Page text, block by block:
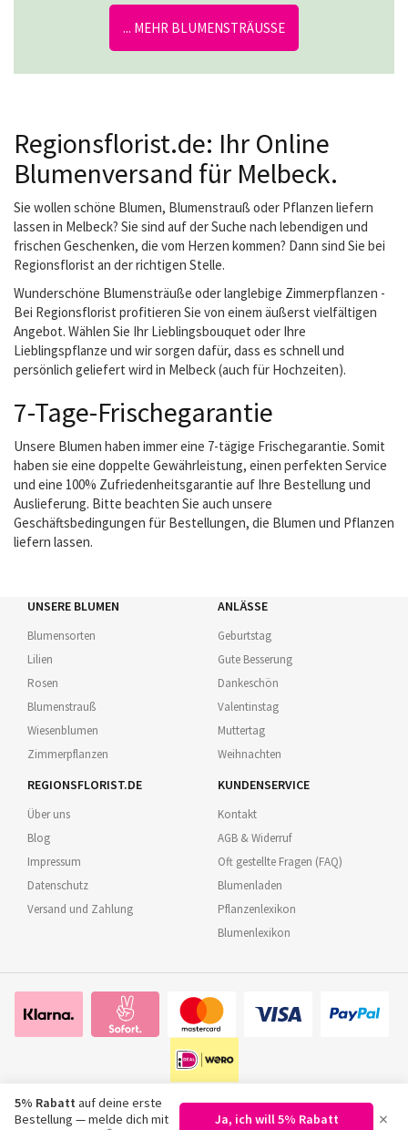
... MEHR BLUMENSTRÄUSSE
Regionsflorist.de: Ihr Online
Blumenversand für Melbeck.
Sie wollen schöne Blumen, Blumenstrauß oder Pflanzen liefern
lassen in Melbeck? Sie sind auf der Suche nach lebendigen und
frischen Geschenken, die vom Herzen kommen? Dann sind Sie bei
Regionsflorist an der richtigen Stelle.
Wunderschöne Blumensträuße oder langlebige Zimmerpflanzen -
Bei Regionsflorist profitieren Sie von einem äußerst vielfältigen
Angebot. Wählen Sie Ihr Lieblingsbouquet oder Ihre
Lieblingspflanze und wir sorgen dafür, dass es schnell und
persönlich geliefert wird in Melbeck (auch für Hochzeiten).
7-Tage-Frischegarantie
Unsere Blumen haben immer eine 7-tägige Frischegarantie. Somit
haben sie eine doppelte Gewährleistung, einen perfekten Service
und eine 100% Zufriedenheitsgarantie auf Ihre Bestellung und
Auslieferung. Bitte beachten Sie auch unsere
Geschäftsbedingungen für Bestellungen, die Blumen und Pflanzen
liefern lassen.
UNSERE BLUMEN
Blumensorten
Lilien
Rosen
Blumenstrauß
Wiesenblumen
Zimmerpflanzen
ANLÄSSE
Geburtstag
Gute Besserung
Dankeschön
Valentinstag
Muttertag
Weihnachten
REGIONSFLORIST.DE
Über uns
Blog
Impressum
Datenschutz
Versand und Zahlung
KUNDENSERVICE
Kontakt
AGB & Widerruf
Oft gestellte Fragen (FAQ)
Blumenladen
Pflanzenlexikon
Blumenlexikon
5% Rabatt auf deine erste
Bestellung — melde dich mit
Ja, ich will 5% Rabatt ×